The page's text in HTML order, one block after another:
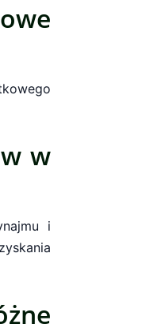
w
i